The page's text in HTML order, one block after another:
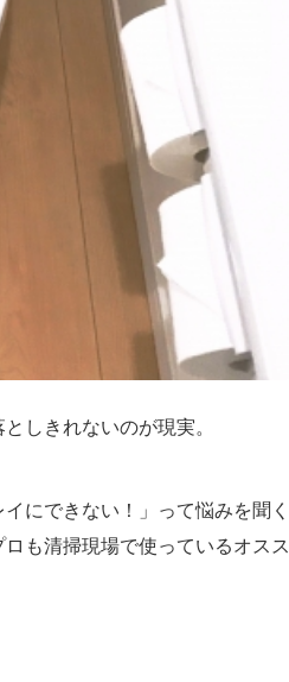
しきれないのが現実。
にできない！」って悩みを聞く
も清掃現場で使っているオスス